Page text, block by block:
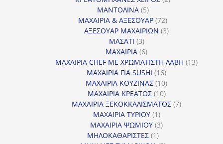
ΜΑΝΤΟΛΙΝΑ 55
προϊόντα
ΜΑΧΑΙΡΙΑ & ΑΞΕΣΟΥΑΡ 7272
προϊόντα
ΑΞΕΣΟΥΑΡ ΜΑΧΑΙΡΙΩΝ 33
ΜΑΣΑΤΙ 33
προϊόντα
ΜΑΧΑΙΡΙΑ 66
προϊόντα
ΜΑΧΑΙΡΙΑ CHEF ΜΕ ΧΡΩΜΑΤΙΣΤΗ ΛΑΒΗ 1313
ΜΑΧΑΙΡΙΑ ΓΙΑ SUSHI 1616
προϊόντα
ΜΑΧΑΙΡΙΑ ΚΟΥΖΙΝΑΣ 1010
προϊόντα
ΜΑΧΑΙΡΙΑ ΚΡΕΑΤΟΣ 1010
προϊόντα
ΜΑΧΑΙΡΙΑ ΞΕΚΟΚΚΑΛΙΣΜΑΤΟΣ 77
ΜΑΧΑΙΡΙΑ ΤΥΡΙΟΥ 11
προϊόν
ΜΑΧΑΙΡΙΑ ΨΩΜΙΟΥ 33
ΜΗΛΟΚΑΘΑΡΙΣΤΕΣ 11